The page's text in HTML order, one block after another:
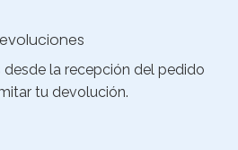
desde la recepción del pedido
tu devolución.